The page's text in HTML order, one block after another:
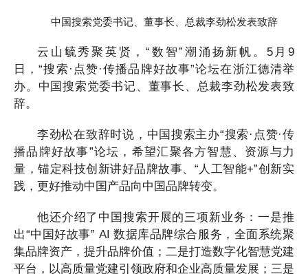
中国搜索党委书记、董事长、总裁李劲松发表致辞
云山毓秀聚英贤，“数智”潮涌扬新帆。5月9
日，“搜索·点赞·传播品牌好故事”论坛在浙江德清举
办。中国搜索党委书记、董事长、总裁李劲松发表致
辞。
李劲松在致辞时说，中国搜索主办“搜索·点赞·传
播品牌好故事”论坛，希望汇聚各方智慧、资源与力
量，锚定科技创新讲好品牌故事、“人工智能+”创新实
践，更好推动中国产品向中国品牌转变。
他还介绍了中国搜索开展的三项新业务：一是推
出“中国好故事” AI 数据库品牌综合服务，全面系统聚
集品牌资产，提升品牌价值；二是打造数字化智慧党建
平台，以高质量党建引领政府和企业高质量发展；三是